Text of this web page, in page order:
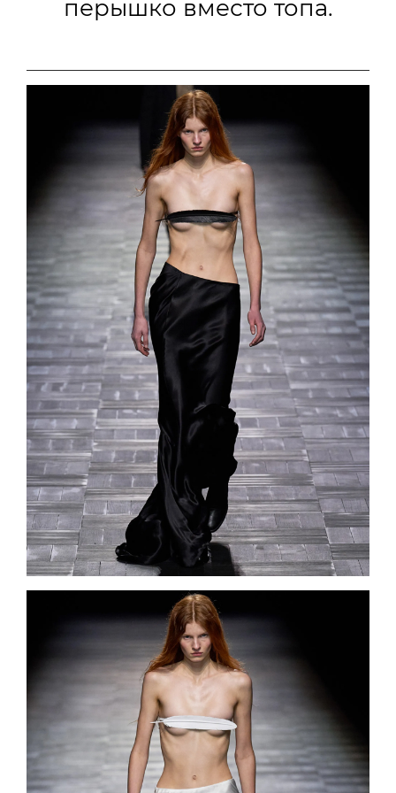
перышко вместо топа.